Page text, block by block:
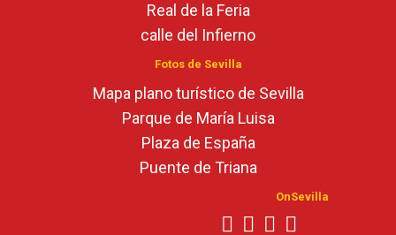
Real de la Feria
calle del Infierno
Fotos de Sevilla
Mapa plano turístico de Sevilla
Parque de María Luisa
Plaza de España
Puente de Triana
OnSevilla